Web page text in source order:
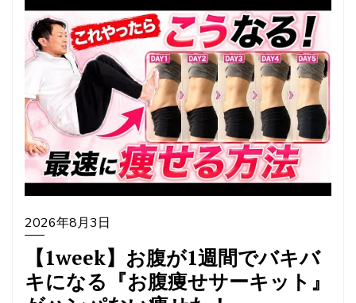
2026年8月3日
【1week】お腹が1週間でバキバ
キになる『お腹痩せサーキット』